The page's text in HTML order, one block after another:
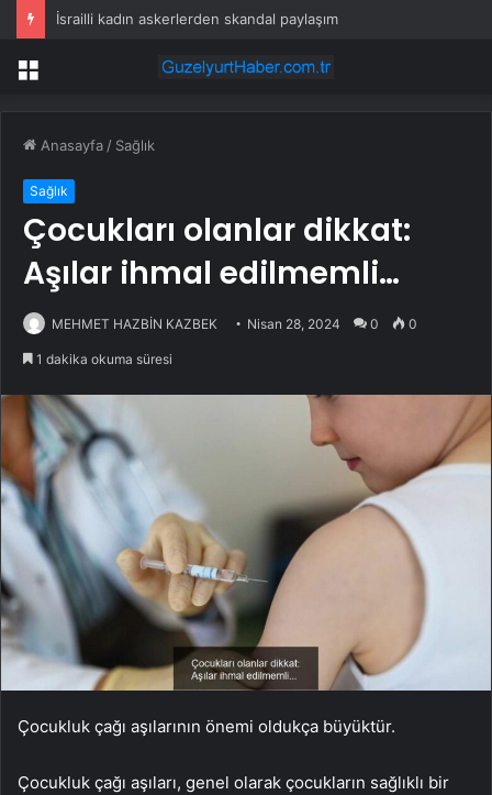
İsrailli kadın askerlerden skandal paylaşım
Menü
Anasayfa / Sağlık
Sağlık
Çocukları olanlar dikkat:
Aşılar ihmal edilmemli…
MEHMET HAZBİN KAZBEK Nisan 28, 2024 0 0
1 dakika okuma süresi
Çocukluk çağı aşılarının önemi oldukça büyüktür.
Çocukluk çağı aşıları, genel olarak çocukların sağlıklı bir